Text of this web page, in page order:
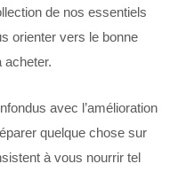
de nos essentiels
orienter vers le bonne
acheter.
avec l’amélioration
quelque chose sur
à vous nourrir tel